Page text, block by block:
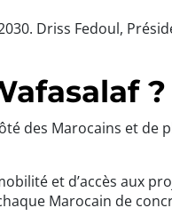
Driss Fedoul,
?
des Marocains et de
et d’accès aux
Marocain de